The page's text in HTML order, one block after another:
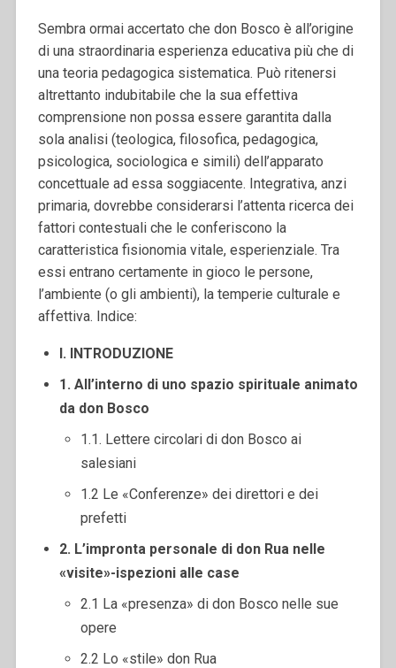
Sembra ormai accertato che don Bosco è all’origine
di una straordinaria esperienza educativa più che di
una teoria pedagogica sistematica. Può ritenersi
altrettanto indubitabile che la sua effettiva
comprensione non possa essere garantita dalla
sola analisi (teologica, filosofica, pedagogica,
psicologica, sociologica e simili) dell’apparato
concettuale ad essa soggiacente. Integrativa, anzi
primaria, dovrebbe considerarsi l’attenta ricerca dei
fattori contestuali che le conferiscono la
caratteristica fisionomia vitale, esperienziale. Tra
essi entrano certamente in gioco le persone,
l’ambiente (o gli ambienti), la temperie culturale e
affettiva. Indice:
I. INTRODUZIONE
1. All’interno di uno spazio spirituale animato
da don Bosco
1.1. Lettere circolari di don Bosco ai
salesiani
1.2 Le «Conferenze» dei direttori e dei
prefetti
2. L’impronta personale di don Rua nelle
«visite»-ispezioni alle case
2.1 La «presenza» di don Bosco nelle sue
opere
2.2 Lo «stile» don Rua